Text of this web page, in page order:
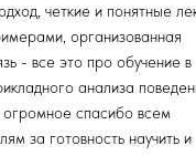
четкие и понятные
организованная
- все это про обучение в
анализа
огромное спасибо всем
за готовность научить и